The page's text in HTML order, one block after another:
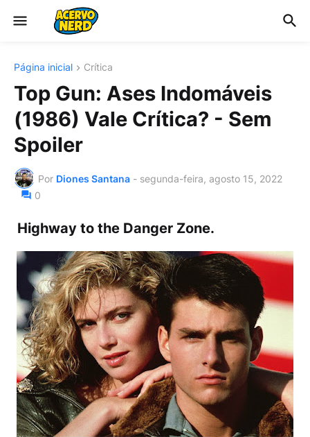
Página inicial Crítica
Top Gun: Ases Indomáveis
(1986) Vale Crítica? - Sem
Spoiler
Por Diones Santana - segunda-feira, agosto 15, 2022
0
Highway to the Danger Zone.